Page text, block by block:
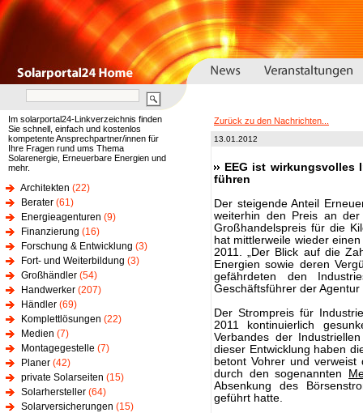
Im solarportal24-Linkverzeichnis finden
Sie schnell, einfach und kostenlos
kompetente Ansprechpartner/innen für
Ihre Fragen rund ums Thema
Solarenergie, Erneuerbare Energien und
mehr.
Architekten (22)
Berater (61)
Energieagenturen (9)
Finanzierung (16)
Forschung & Entwicklung (3)
Fort- und Weiterbildung (3)
Großhändler (54)
Handwerker (207)
Händler (69)
Komplettlösungen (22)
Medien (7)
Montagegestelle (7)
Planer (42)
private Solarseiten (15)
Solarhersteller (64)
Solarversicherungen (15)
Zurück zu den Nachrichten...
13.01.2012
EEG ist wirkungsvolles
führen
Der steigende Anteil
weiterhin den Preis an
Großhandelspreis für die
hat mittlerweile wieder
2011. „Der Blick auf die
Energien sowie deren
gefährdeten den
Geschäftsführer der
Der Strompreis für
2011 kontinuierlich
Verbandes der
dieser Entwicklung haben
betont Vohrer und
durch den sogenannten
Absenkung des
geführt hatte.